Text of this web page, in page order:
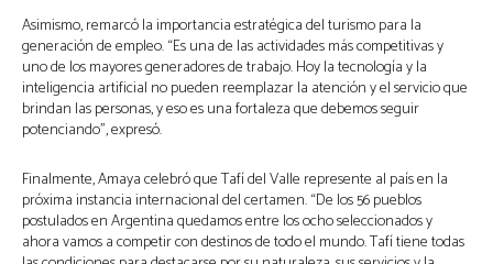
Asimismo, remarcó la importancia estratégica del turismo para la
generación de empleo. “Es una de las actividades más competitivas y
uno de los mayores generadores de trabajo. Hoy la tecnología y la
inteligencia artificial no pueden reemplazar la atención y el servicio que
brindan las personas, y eso es una fortaleza que debemos seguir
potenciando”, expresó.
Finalmente, Amaya celebró que Tafí del Valle represente al país en la
próxima instancia internacional del certamen. “De los 56 pueblos
postulados en Argentina quedamos entre los ocho seleccionados y
ahora vamos a competir con destinos de todo el mundo. Tafí tiene todas